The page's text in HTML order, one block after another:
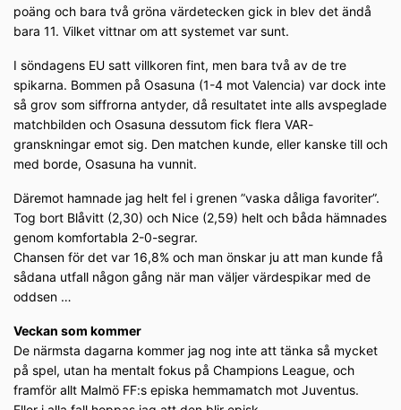
poäng och bara två gröna värdetecken gick in blev det ändå
bara 11. Vilket vittnar om att systemet var sunt.
I söndagens EU satt villkoren fint, men bara två av de tre
spikarna. Bommen på Osasuna (1-4 mot Valencia) var dock inte
så grov som siffrorna antyder, då resultatet inte alls avspeglade
matchbilden och Osasuna dessutom fick flera VAR-
granskningar emot sig. Den matchen kunde, eller kanske till och
med borde, Osasuna ha vunnit.
Däremot hamnade jag helt fel i grenen ”vaska dåliga favoriter”.
Tog bort Blåvitt (2,30) och Nice (2,59) helt och båda hämnades
genom komfortabla 2-0-segrar.
Chansen för det var 16,8% och man önskar ju att man kunde få
sådana utfall någon gång när man väljer värdespikar med de
oddsen …
Veckan som kommer
De närmsta dagarna kommer jag nog inte att tänka så mycket
på spel, utan ha mentalt fokus på Champions League, och
framför allt Malmö FF:s episka hemmamatch mot Juventus.